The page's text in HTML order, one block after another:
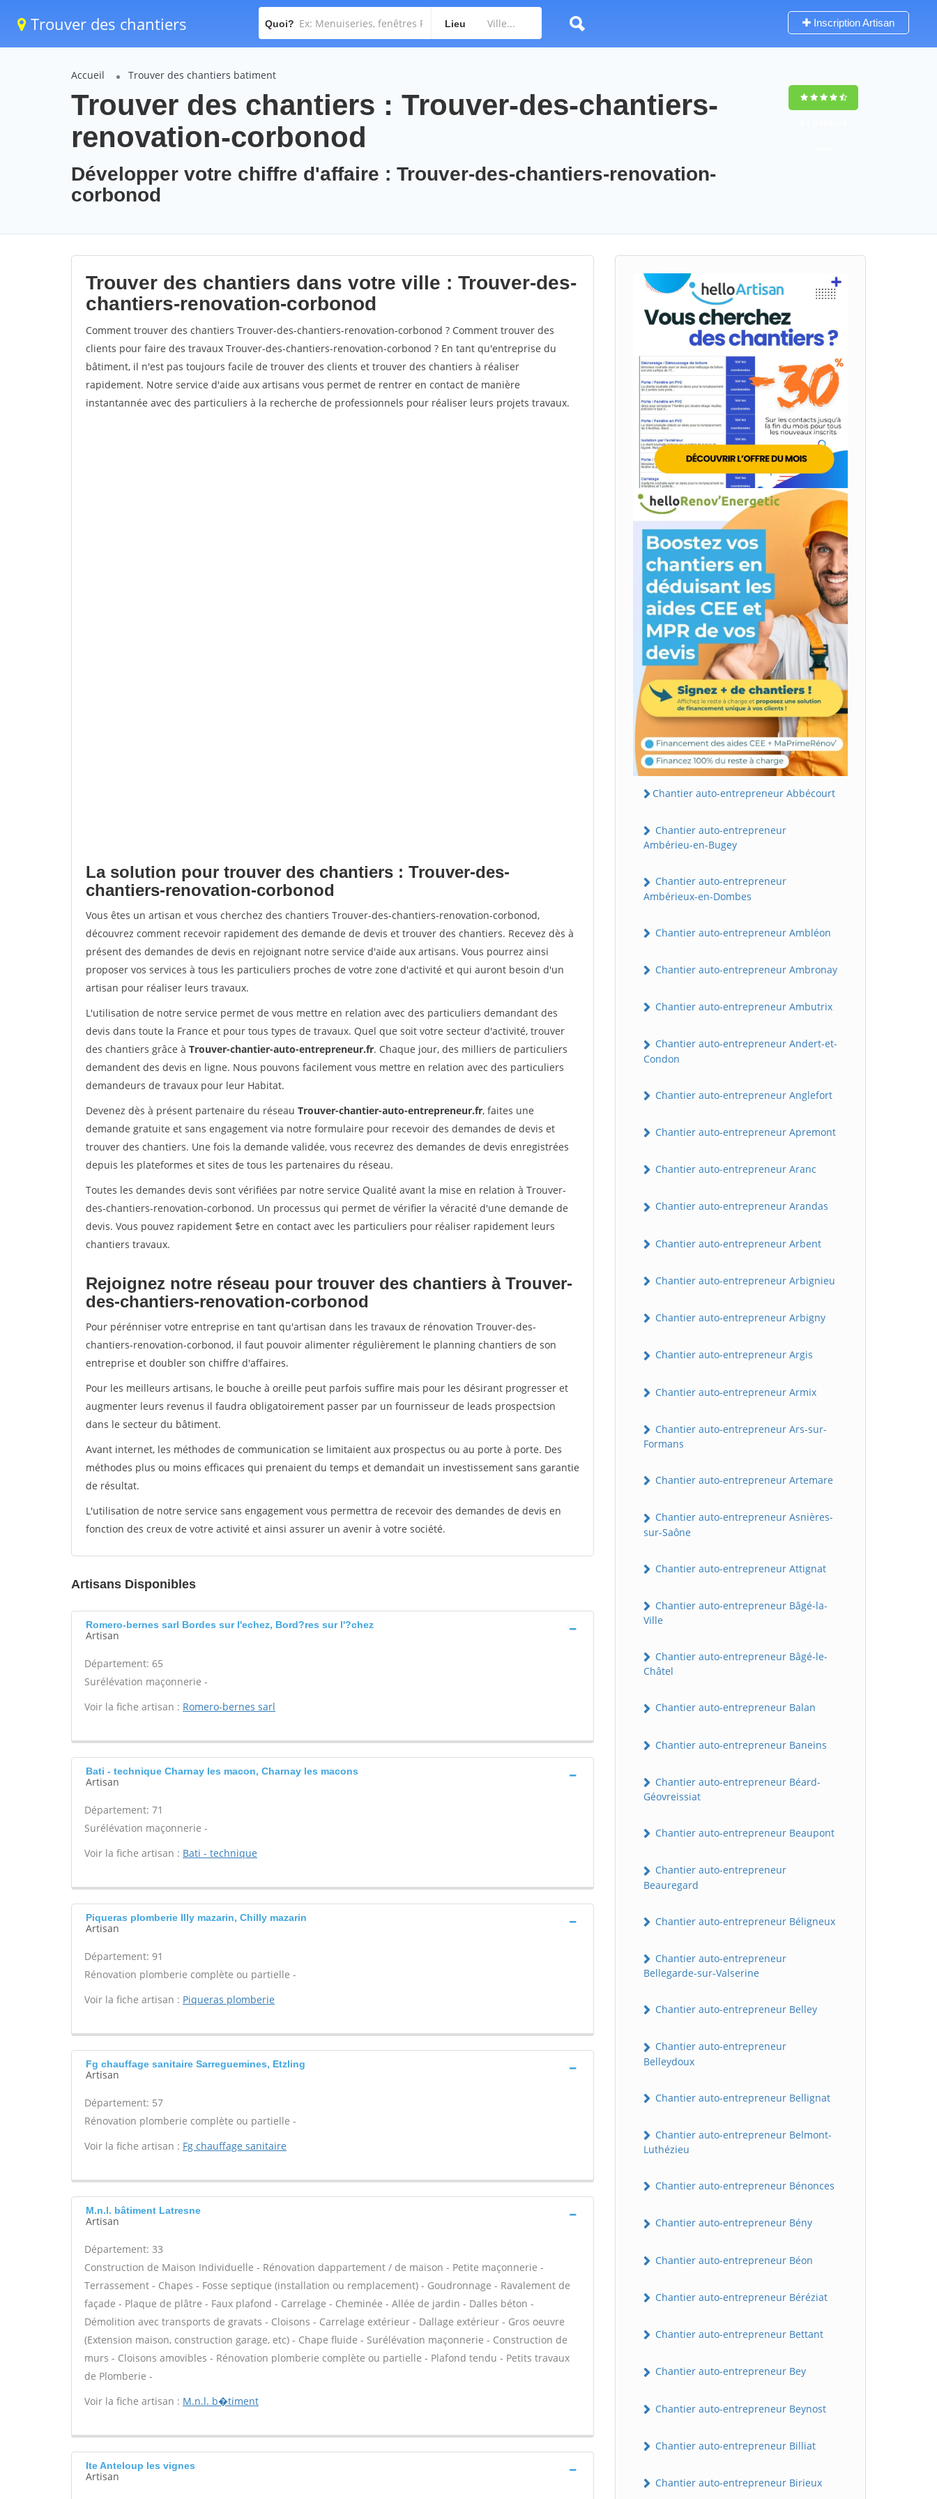
Trouver des chantiers Quoi? Lieu Inscription Artisan
Accueil Trouver des chantiers batiment
Trouver des chantiers : Trouver-des-chantiers-
renovation-corbonod
Développer votre chiffre d'affaire : Trouver-des-chantiers-renovation-
corbonod
Trouver des chantiers dans votre ville : Trouver-des-
chantiers-renovation-corbonod
Comment trouver des chantiers Trouver-des-chantiers-renovation-corbonod ? Comment trouver des
clients pour faire des travaux Trouver-des-chantiers-renovation-corbonod ? En tant qu'entreprise du
bâtiment, il n'est pas toujours facile de trouver des clients et trouver des chantiers à réaliser
rapidement. Notre service d'aide aux artisans vous permet de rentrer en contact de manière
instantannée avec des particuliers à la recherche de professionnels pour réaliser leurs projets travaux.
La solution pour trouver des chantiers : Trouver-des-
chantiers-renovation-corbonod
Vous êtes un artisan et vous cherchez des chantiers Trouver-des-chantiers-renovation-corbonod,
découvrez comment recevoir rapidement des demande de devis et trouver des chantiers. Recevez dès à
présent des demandes de devis en rejoignant notre service d'aide aux artisans. Vous pourrez ainsi
proposer vos services à tous les particuliers proches de votre zone d'activité et qui auront besoin d'un
artisan pour réaliser leurs travaux.
L'utilisation de notre service permet de vous mettre en relation avec des particuliers demandant des
devis dans toute la France et pour tous types de travaux. Quel que soit votre secteur d'activité, trouver
des chantiers grâce à Trouver-chantier-auto-entrepreneur.fr. Chaque jour, des milliers de particuliers
demandent des devis en ligne. Nous pouvons facilement vous mettre en relation avec des particuliers
demandeurs de travaux pour leur Habitat.
Devenez dès à présent partenaire du réseau Trouver-chantier-auto-entrepreneur.fr, faites une
demande gratuite et sans engagement via notre formulaire pour recevoir des demandes de devis et
trouver des chantiers. Une fois la demande validée, vous recevrez des demandes de devis enregistrées
depuis les plateformes et sites de tous les partenaires du réseau.
Toutes les demandes devis sont vérifiées par notre service Qualité avant la mise en relation à Trouver-
des-chantiers-renovation-corbonod. Un processus qui permet de vérifier la véracité d'une demande de
devis. Vous pouvez rapidement $etre en contact avec les particuliers pour réaliser rapidement leurs
chantiers travaux.
Rejoignez notre réseau pour trouver des chantiers à Trouver-
des-chantiers-renovation-corbonod
Pour pérénniser votre entreprise en tant qu'artisan dans les travaux de rénovation Trouver-des-
chantiers-renovation-corbonod, il faut pouvoir alimenter régulièrement le planning chantiers de son
entreprise et doubler son chiffre d'affaires.
Pour les meilleurs artisans, le bouche à oreille peut parfois suffire mais pour les désirant progresser et
augmenter leurs revenus il faudra obligatoirement passer par un fournisseur de leads prospectsion
dans le secteur du bâtiment.
Avant internet, les méthodes de communication se limitaient aux prospectus ou au porte à porte. Des
méthodes plus ou moins efficaces qui prenaient du temps et demandait un investissement sans garantie
de résultat.
L'utilisation de notre service sans engagement vous permettra de recevoir des demandes de devis en
fonction des creux de votre activité et ainsi assurer un avenir à votre société.
Artisans Disponibles
Romero-bernes sarl Bordes sur l'echez, Bord?res sur l'?chez
Artisan
Département: 65
Surélévation maçonnerie -
Voir la fiche artisan : Romero-bernes sarl
Bati - technique Charnay les macon, Charnay les macons
Artisan
Département: 71
Surélévation maçonnerie -
Voir la fiche artisan : Bati - technique
Piqueras plomberie Illy mazarin, Chilly mazarin
Artisan
Département: 91
Rénovation plomberie complète ou partielle -
Voir la fiche artisan : Piqueras plomberie
Fg chauffage sanitaire Sarreguemines, Etzling
Artisan
Département: 57
Rénovation plomberie complète ou partielle -
Voir la fiche artisan : Fg chauffage sanitaire
M.n.l. bâtiment Latresne
Artisan
Département: 33
Construction de Maison Individuelle - Rénovation dappartement / de maison - Petite maçonnerie -
Terrassement - Chapes - Fosse septique (installation ou remplacement) - Goudronnage - Ravalement de
façade - Plaque de plâtre - Faux plafond - Carrelage - Cheminée - Allée de jardin - Dalles béton -
Démolition avec transports de gravats - Cloisons - Carrelage extérieur - Dallage extérieur - Gros oeuvre
(Extension maison, construction garage, etc) - Chape fluide - Surélévation maçonnerie - Construction de
murs - Cloisons amovibles - Rénovation plomberie complète ou partielle - Plafond tendu - Petits travaux
de Plomberie -
Voir la fiche artisan : M.n.l. b�timent
Ite Anteloup les vignes
Artisan
Chantier auto-entrepreneur Abbécourt
Chantier auto-entrepreneur
Ambérieu-en-Bugey
Chantier auto-entrepreneur
Ambérieux-en-Dombes
Chantier auto-entrepreneur Ambléon
Chantier auto-entrepreneur Ambronay
Chantier auto-entrepreneur Ambutrix
Chantier auto-entrepreneur Andert-et-
Condon
Chantier auto-entrepreneur Anglefort
Chantier auto-entrepreneur Apremont
Chantier auto-entrepreneur Aranc
Chantier auto-entrepreneur Arandas
Chantier auto-entrepreneur Arbent
Chantier auto-entrepreneur Arbignieu
Chantier auto-entrepreneur Arbigny
Chantier auto-entrepreneur Argis
Chantier auto-entrepreneur Armix
Chantier auto-entrepreneur Ars-sur-
Formans
Chantier auto-entrepreneur Artemare
Chantier auto-entrepreneur Asnières-
sur-Saône
Chantier auto-entrepreneur Attignat
Chantier auto-entrepreneur Bâgé-la-
Ville
Chantier auto-entrepreneur Bâgé-le-
Châtel
Chantier auto-entrepreneur Balan
Chantier auto-entrepreneur Baneins
Chantier auto-entrepreneur Béard-
Géovreissiat
Chantier auto-entrepreneur Beaupont
Chantier auto-entrepreneur
Beauregard
Chantier auto-entrepreneur Béligneux
Chantier auto-entrepreneur
Bellegarde-sur-Valserine
Chantier auto-entrepreneur Belley
Chantier auto-entrepreneur
Belleydoux
Chantier auto-entrepreneur Bellignat
Chantier auto-entrepreneur Belmont-
Luthézieu
Chantier auto-entrepreneur Bénonces
Chantier auto-entrepreneur Bény
Chantier auto-entrepreneur Béon
Chantier auto-entrepreneur Béréziat
Chantier auto-entrepreneur Bettant
Chantier auto-entrepreneur Bey
Chantier auto-entrepreneur Beynost
Chantier auto-entrepreneur Billiat
Chantier auto-entrepreneur Birieux